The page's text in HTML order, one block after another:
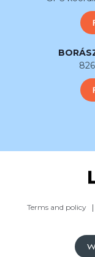
Terms and policy